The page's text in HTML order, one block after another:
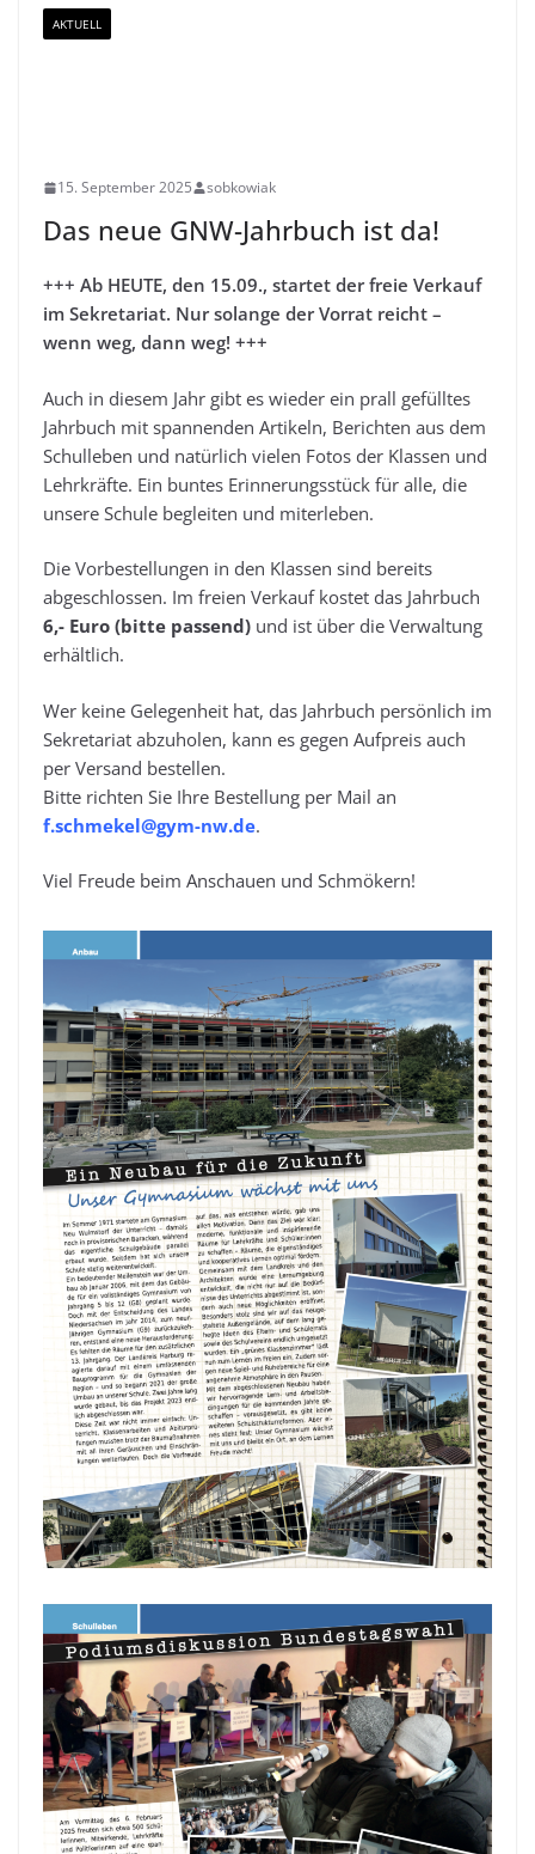
AKTUELL
15. September 2025 sobkowiak
Das neue GNW-Jahrbuch ist da!
+++ Ab HEUTE, den 15.09., startet der freie Verkauf
im Sekretariat. Nur solange der Vorrat reicht –
wenn weg, dann weg! +++
Auch in diesem Jahr gibt es wieder ein prall gefülltes
Jahrbuch mit spannenden Artikeln, Berichten aus dem
Schulleben und natürlich vielen Fotos der Klassen und
Lehrkräfte. Ein buntes Erinnerungsstück für alle, die
unsere Schule begleiten und miterleben.
Die Vorbestellungen in den Klassen sind bereits
abgeschlossen. Im freien Verkauf kostet das Jahrbuch
6,- Euro (bitte passend) und ist über die Verwaltung
erhältlich.
Wer keine Gelegenheit hat, das Jahrbuch persönlich im
Sekretariat abzuholen, kann es gegen Aufpreis auch
per Versand bestellen.
Bitte richten Sie Ihre Bestellung per Mail an
f.schmekel@gym-nw.de.
Viel Freude beim Anschauen und Schmökern!